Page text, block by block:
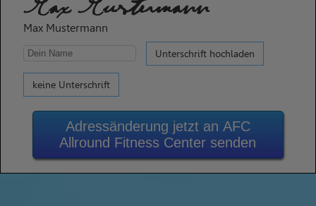
Max Mustermann
Max Mustermann
Unterschrift hochladen
keine Unterschrift
Adressänderung jetzt an AFC
Allround Fitness Center senden